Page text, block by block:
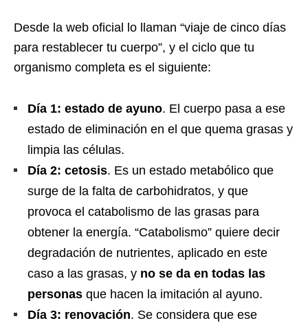
Desde la web oficial lo llaman “viaje de cinco días
para restablecer tu cuerpo”, y el ciclo que tu
organismo completa es el siguiente:
Día 1: estado de ayuno. El cuerpo pasa a ese
estado de eliminación en el que quema grasas y
limpia las células.
Día 2: cetosis. Es un estado metabólico que
surge de la falta de carbohidratos, y que
provoca el catabolismo de las grasas para
obtener la energía. “Catabolismo” quiere decir
degradación de nutrientes, aplicado en este
caso a las grasas, y no se da en todas las
personas que hacen la imitación al ayuno.
Día 3: renovación. Se considera que ese